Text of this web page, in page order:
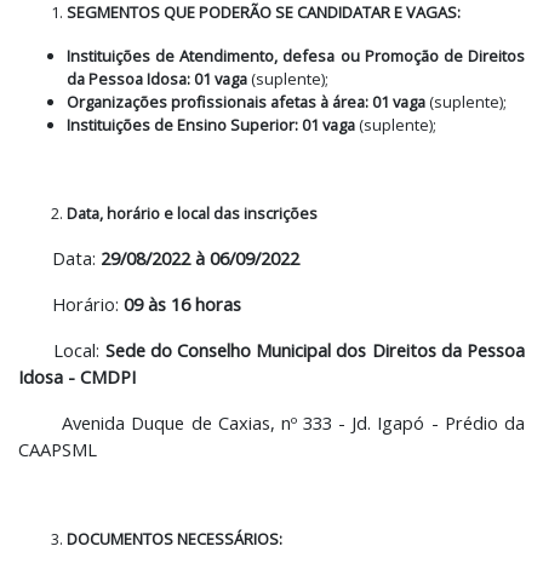
SEGMENTOS QUE PODERÃO SE CANDIDATAR E VAGAS:
Instituições de Atendimento, defesa ou Promoção de Direitos
da Pessoa Idosa:01 vaga (suplente);
Organizações profissionais afetas à área: 01 vaga (suplente);
Instituições de Ensino Superior: 01 vaga (suplente);
Data, horário e local das inscrições
Data: 29/08/2022 à 06/09/2022
Horário: 09 às 16 horas
Local: Sede do Conselho Municipal dos Direitos da Pessoa
Idosa - CMDPI
Avenida Duque de Caxias, nº 333 - Jd. Igapó - Prédio da
CAAPSML
DOCUMENTOS NECESSÁRIOS: